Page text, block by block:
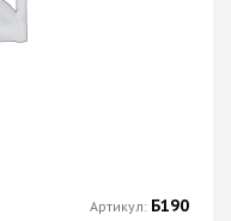
Артикул: Б190